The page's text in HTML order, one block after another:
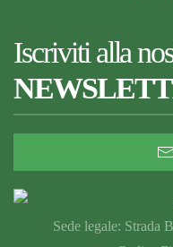
Iscriviti alla
Sede legale: Strada